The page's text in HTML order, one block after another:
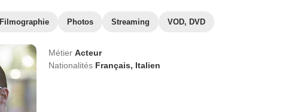
Filmographie Photos Streaming VOD, DVD
Métier Acteur
Nationalités Français, Italien